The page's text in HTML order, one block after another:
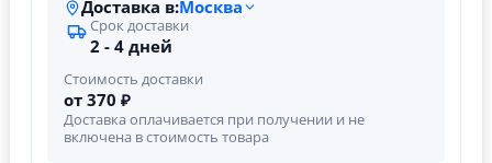
Доставка в:Москва
Срок доставки
2 - 4 дней
Стоимость доставки
от 370 ₽
Доставка оплачивается при получении и не
включена в стоимость товара